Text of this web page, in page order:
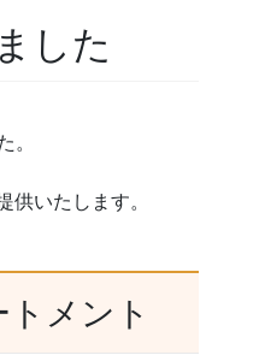
した
。
供いたします。
メント